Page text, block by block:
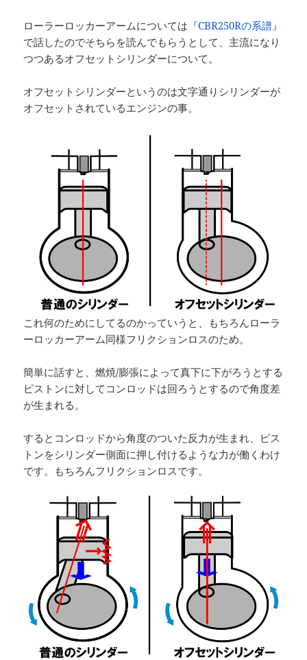
ローラーロッカーアームについては 『CBR250Rの系譜』
で話したのでそちらを読んでもらうとして、主流になり
つつあるオフセットシリンダーについて。
オフセットシリンダーというのは文字通りシリンダーが
オフセットされているエンジンの事。
これ何のためにしてるのかっていうと、もちろんローラ
ーロッカーアーム同様フリクションロスのため。
簡単に話すと、燃焼/膨張によって真下に下がろうとする
ピストンに対してコンロッドは回ろうとするので角度差
が生まれる。
するとコンロッドから角度のついた反力が生まれ、ピス
トンをシリンダー側面に押し付けるような力が働くわけ
です。もちろんフリクションロスです。